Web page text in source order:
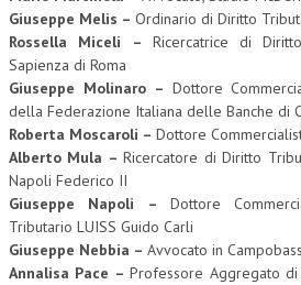
Giuseppe Melis – Ordinario di Diritto
Rossella Miceli – Ricercatrice di
Sapienza di Roma
Giuseppe Molinaro – Dottore
della Federazione Italiana delle Banche di
Roberta Moscaroli – Dottore
Alberto Mula –Ricercatore di Diritto
Napoli Federico II
Giuseppe Napoli – Dottore
Tributario LUISS Guido Carli
Giuseppe Nebbia – Avvocato in
Annalisa Pace –Professore Aggregato